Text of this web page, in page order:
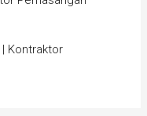
Kontraktor